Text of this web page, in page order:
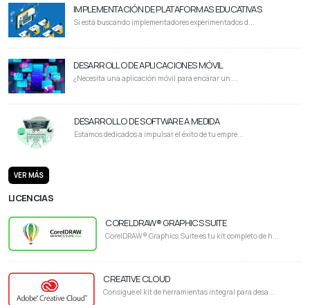
IMPLEMENTACIÓN DE PLATAFORMAS EDUCATIVAS
Si está buscando implementadores experimentados d...
DESARROLLO DE APLICACIONES MÓVIL
¿Necesita una aplicación móvil para encarar un ...
DESARROLLO DE SOFTWARE A MEDIDA
Estamos dedicados a impulsar el éxito de tu empre...
VER MÁS
LICENCIAS
CORELDRAW® GRAPHICS SUITE
CorelDRAW® Graphics Suite es tu kit completo de h...
CREATIVE CLOUD
Consigue el kit de herramientas integral para desa...